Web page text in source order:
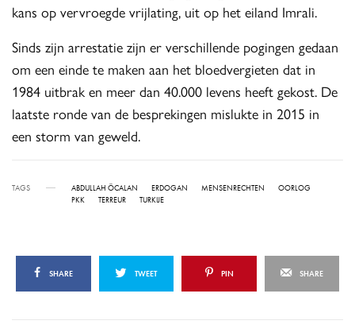
kans op vervroegde vrijlating, uit op het eiland Imrali.
Sinds zijn arrestatie zijn er verschillende pogingen gedaan
om een einde te maken aan het bloedvergieten dat in
1984 uitbrak en meer dan 40.000 levens heeft gekost. De
laatste ronde van de besprekingen mislukte in 2015 in
een storm van geweld.
TAGS ABDULLAH ÖCALAN ERDOGAN MENSENRECHTEN
OORLOG
PKK
TERREUR TURKIJE
SHARE TWEET PIN SHARE